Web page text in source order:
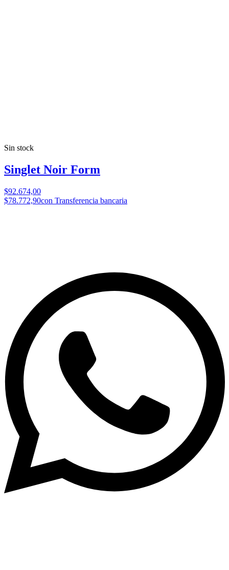
Sin stock
Singlet Noir Form
$92.674,00
$78.772,90con Transferencia bancaria